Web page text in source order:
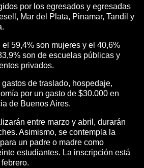
por los egresados y egresadas
Mar del Plata, Pinamar, Tandil y
59,4% son mujeres y el 40,6%
son de escuelas públicas y
privados.
de traslado, hospedaje,
por un gasto de $30.000 en
de Buenos Aires.
entre marzo y abril, durarán
Asimismo, se contempla la
un padre o madre como
estudiantes. La inscripción está